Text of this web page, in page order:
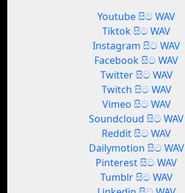
Youtube සිට WAV
Tiktok සිට WAV
Instagram සිට WAV
Facebook සිට WAV
Twitter සිට WAV
Twitch සිට WAV
Vimeo සිට WAV
Soundcloud සිට WAV
Reddit සිට WAV
Dailymotion සිට WAV
Pinterest සිට WAV
Tumblr සිට WAV